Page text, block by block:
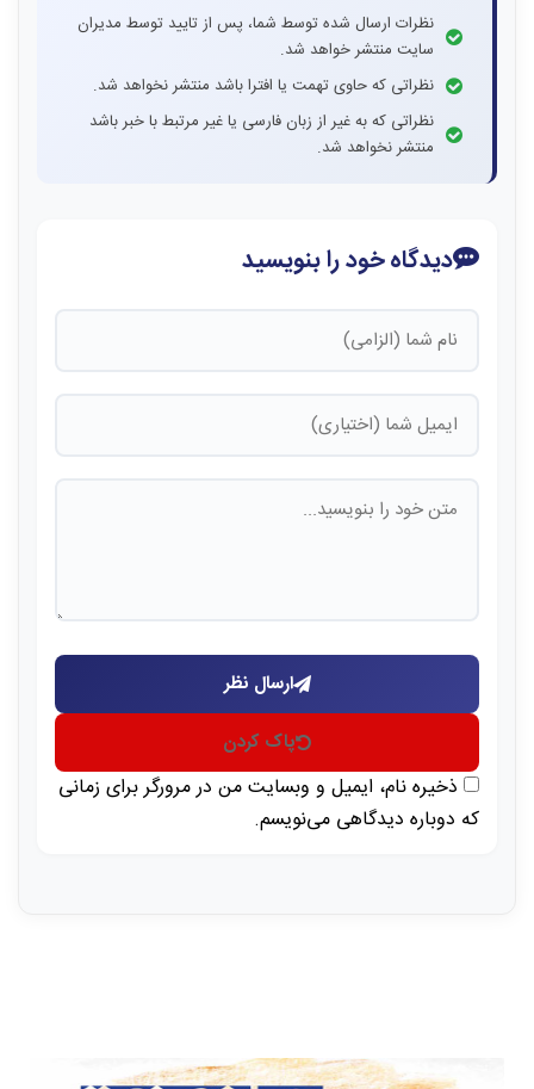
نظرات ارسال شده توسط شما، پس از تایید توسط مدیران
سایت منتشر خواهد شد.
نظراتی که حاوی تهمت یا افترا باشد منتشر نخواهد شد.
نظراتی که به غیر از زبان فارسی یا غیر مرتبط با خبر باشد
منتشر نخواهد شد.
دیدگاه خود را بنویسید
ارسال نظر
پاک کردن
ذخیره نام، ایمیل و وبسایت من در مرورگر برای زمانی
که دوباره دیدگاهی می‌نویسم.